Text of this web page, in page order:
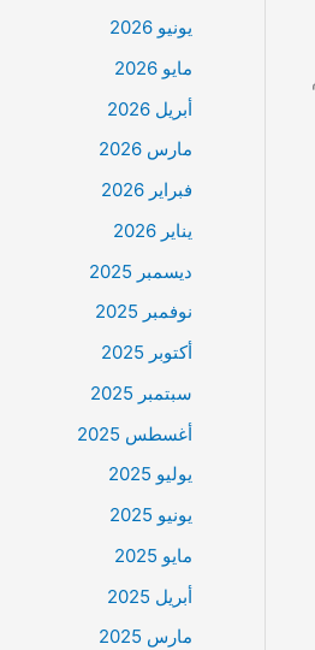
يونيو 2026
مايو 2026
أبريل 2026
مارس 2026
فبراير 2026
يناير 2026
ديسمبر 2025
نوفمبر 2025
أكتوبر 2025
سبتمبر 2025
أغسطس 2025
يوليو 2025
يونيو 2025
مايو 2025
أبريل 2025
مارس 2025